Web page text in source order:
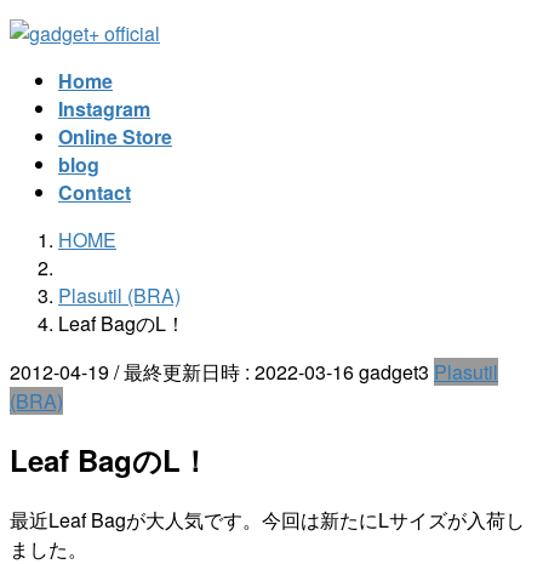
コ
ナ
Home
Instagram
Online Store
blog
Contact
HOME
Plasutil (BRA)
Leaf BagのL！
2012-04-19/ 最終更新日時 : 2022-03-16gadget3 Plasutil
(BRA)
Leaf BagのL！
最近Leaf Bagが大人気です。今回は新たにLサイズが入荷し
ました。